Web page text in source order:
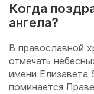
Когда
ангела?
В православной
отмечать
имени Елизавета
поминается